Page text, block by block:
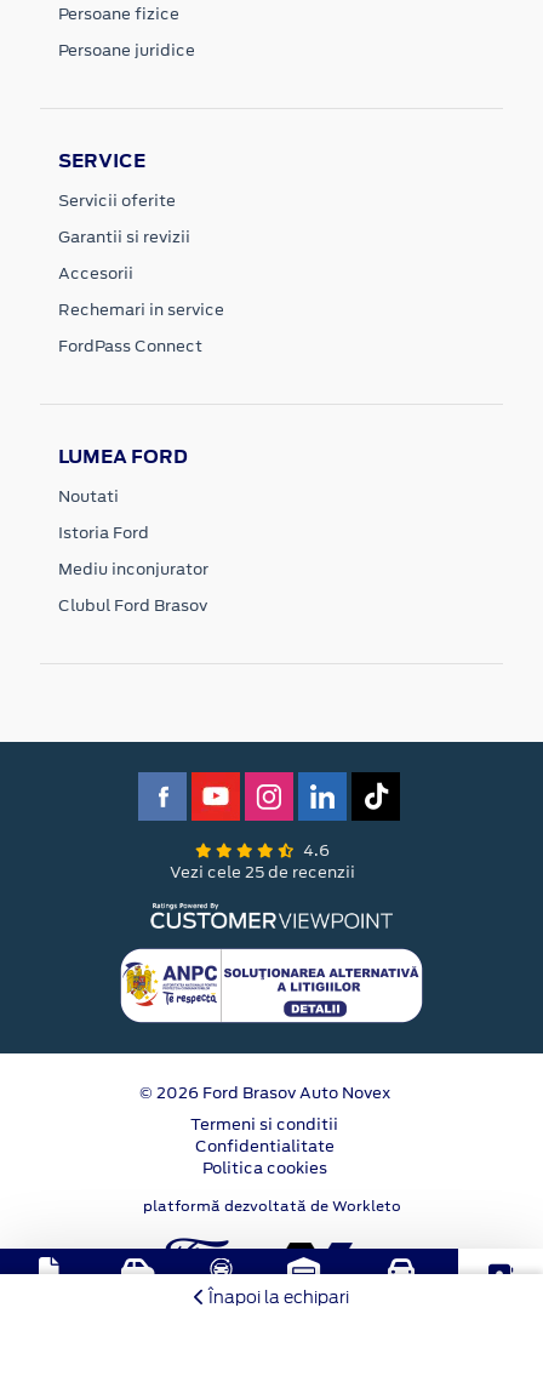
Înapoi la echipari
Persoane fizice
Persoane juridice
SERVICE
Servicii oferite
Garantii si revizii
Accesorii
Rechemari in service
FordPass Connect
LUMEA FORD
Noutati
Istoria Ford
Mediu inconjurator
Clubul Ford Brasov
4.6
Vezi cele 25 de recenzii
© 2026 Ford Brasov Auto Novex
Termeni si conditii
Confidentialitate
Politica cookies
platformă dezvoltată de Workleto
Buy-
Back
Stoc
online